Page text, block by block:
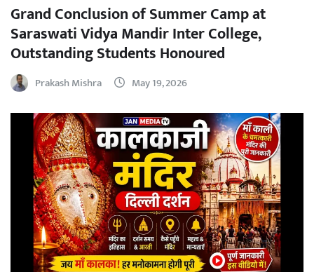
Grand Conclusion of Summer Camp at
Saraswati Vidya Mandir Inter College,
Outstanding Students Honoured
Prakash Mishra May 19, 2026